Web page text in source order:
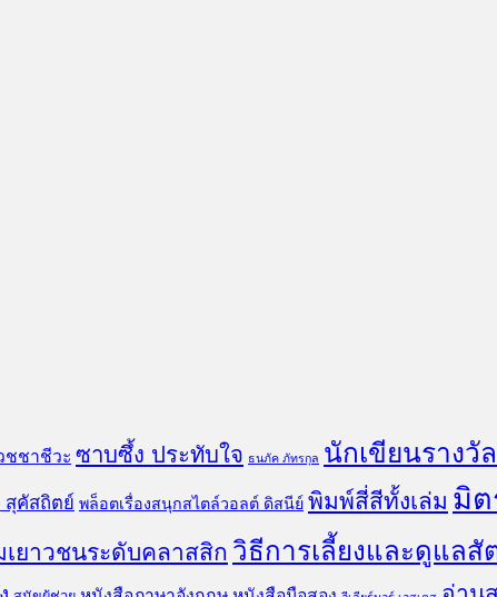
ชชาชีวะ ซาบซึ้ง ประทับใจ ธนภัค ภัทรกุล นักเขียนรางวั
คัสถิตย์ พล็อตเรื่องสนุกสไตล์วอลต์ ดิสนีย์ พิมพ์สี่สีทั้งเล่ม มิต
ยาวชนระดับคลาสสิก วิธีการเลี้ยงและดูแลสั